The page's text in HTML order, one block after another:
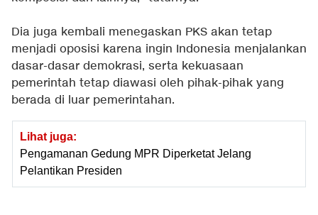
Dia juga kembali menegaskan PKS akan tetap
menjadi oposisi karena ingin Indonesia menjalankan
dasar-dasar demokrasi, serta kekuasaan
pemerintah tetap diawasi oleh pihak-pihak yang
berada di luar pemerintahan.
Lihat juga:
Pengamanan Gedung MPR Diperketat Jelang
Pelantikan Presiden